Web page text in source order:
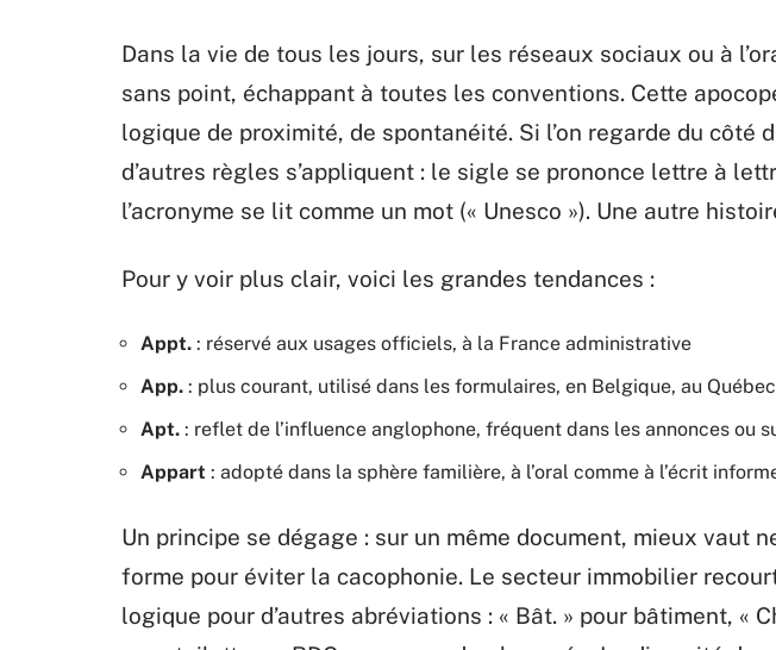
Dans la vie de tous les jours, sur les réseaux sociaux ou à
sans point, échappant à toutes les conventions. Cette
logique de proximité, de spontanéité. Si l’on regarde du côté
d’autres règles s’appliquent : le sigle se prononce lettre à
l’acronyme se lit comme un mot (« Unesco »). Une autre
Pour y voir plus clair, voici les grandes tendances :
Appt. : réservé aux usages officiels, à la France administrative
App. : plus courant, utilisé dans les formulaires, en Belgique, au Québec
Apt. : reflet de l’influence anglophone, fréquent dans les annonces ou
Appart : adopté dans la sphère familière, à l’oral comme à l’écrit
Un principe se dégage : sur un même document, mieux vaut
forme pour éviter la cacophonie. Le secteur immobilier
logique pour d’autres abréviations : « Bât. » pour bâtiment, «